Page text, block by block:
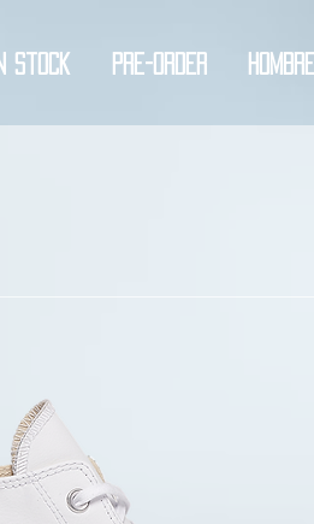
Stock Pre-order Hombre